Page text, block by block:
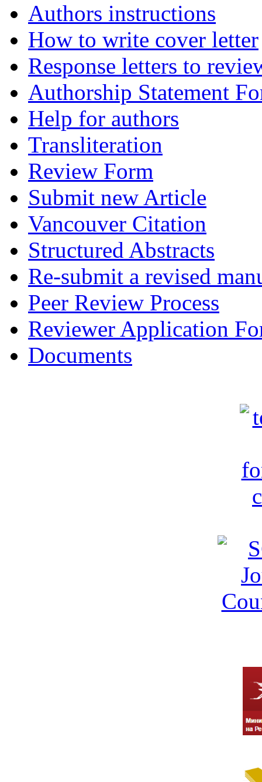
Authors instructions
How to write cover letter
Response letters to
Authorship Statement
Help for authors
Transliteration
Review Form
Submit new Article
Vancouver Citation
Structured Abstracts
Re-submit a revised
Peer Review Process
Reviewer Application
Documents